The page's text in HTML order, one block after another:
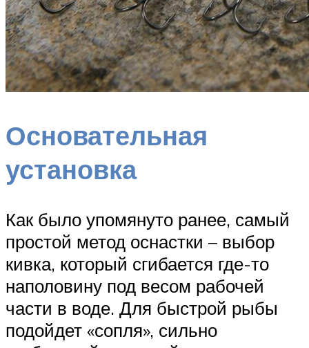
Основательная
установка
Как было упомянуто ранее, самый
простой метод оснастки – выбор
кивка, который сгибается где-то
наполовину под весом рабочей
части в воде. Для быстрой рыбы
подойдет «сопля», сильно